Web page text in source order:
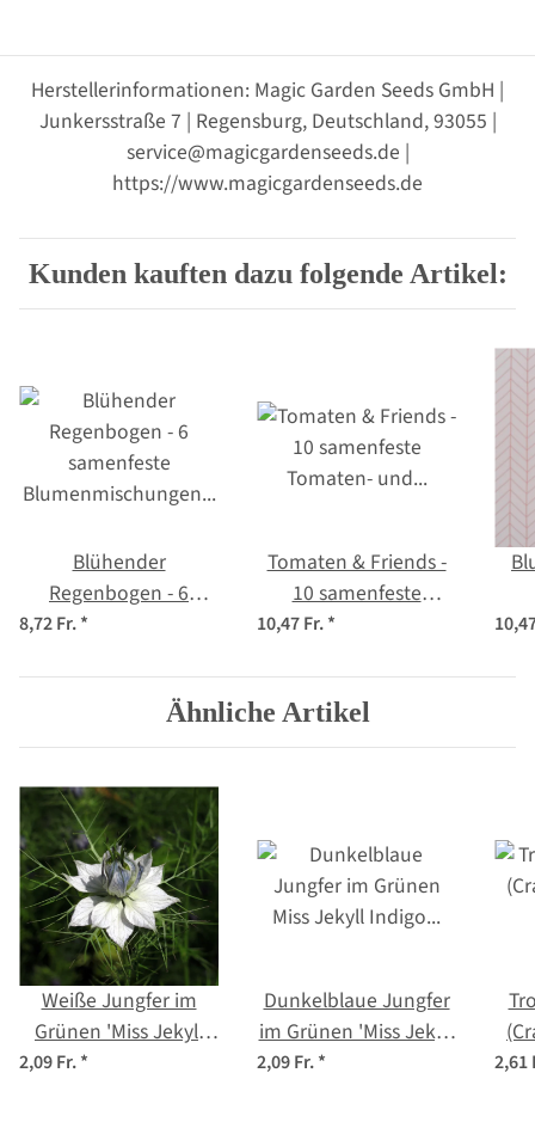
Herstellerinformationen: Magic Garden Seeds GmbH |
Junkersstraße 7 | Regensburg, Deutschland, 93055 |
service@magicgardenseeds.de |
https://www.magicgardenseeds.de
Kunden kauften dazu folgende Artikel:
Blühender
Regenbogen - 6
samenfeste
spektakulär &
farbenfroh -
Einsteiger-Saatgutset
8,72 Fr.*
Tomaten & Friends -
10 samenfeste
Tomaten- und
& köstlich - Einsteiger-
Saatgutset
10,47 Fr.*
Ähnliche Artikel
Weiße Jungfer im
Grünen 'Miss Jekyll
White' (Nigella
2,09 Fr.*
Dunkelblaue Jungfer
im Grünen 'Miss Jekyll
Indigo Blue' (Nigella
2,09 Fr.* 2,61